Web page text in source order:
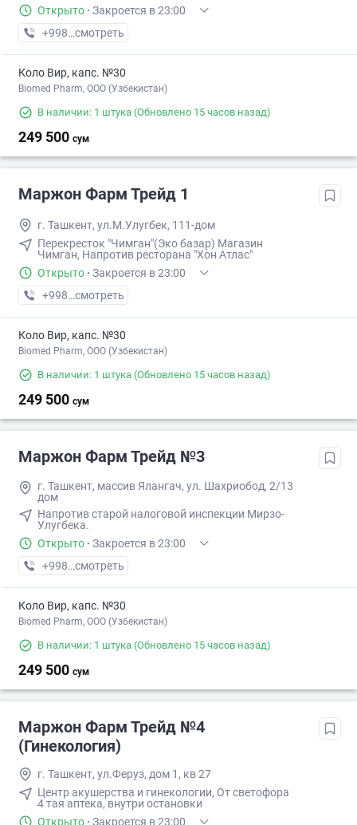
Открыто · Закроется в 23:00
+998 (71) XXX-XX-XX
смотреть
Коло Вир, капс. №30
Biomed Pharm, OOO (Узбекистан)
В наличии: 1 штука (Обновлено 15 часов назад)
249 500 сум
Маржон Фарм Трейд 1
г. Ташкент, ул.М.Улугбек, 111-дом
Перекресток "Чимган"(Эко базар) Магазин
Чимган, Напротив ресторана "Хон Атлас"
Открыто · Закроется в 23:00
+998 (99) XXX-XX-XX
смотреть
Коло Вир, капс. №30
Biomed Pharm, OOO (Узбекистан)
В наличии: 1 штука (Обновлено 15 часов назад)
249 500 сум
Маржон Фарм Трейд №3
г. Ташкент, массив Ялангач, ул. Шахриобод, 2/13
дом
Напротив старой налоговой инспекции Мирзо-
Улугбека.
Открыто · Закроется в 23:00
+998 (99) XXX-XX-XX
смотреть
Коло Вир, капс. №30
Biomed Pharm, OOO (Узбекистан)
В наличии: 1 штука (Обновлено 15 часов назад)
249 500 сум
Маржон Фарм Трейд №4
(Гинекология)
г. Ташкент, ул.Феруз, дом 1, кв 27
Центр акушерства и гинекологии, От светофора
4 тая аптека, внутри остановки
Открыто · Закроется в 23:00